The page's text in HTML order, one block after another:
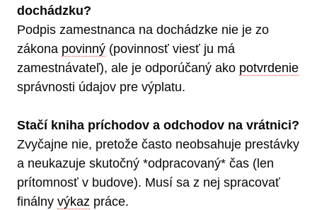
dochádzku?
Podpis zamestnanca na dochádzke nie je zo
zákona povinný (povinnosť viesť ju má
zamestnávateľ), ale je odporúčaný ako potvrdenie
správnosti údajov pre výplatu.
Stačí kniha príchodov a odchodov na vrátnici?
Zvyčajne nie, pretože často neobsahuje prestávky
a neukazuje skutočný *odpracovaný* čas (len
prítomnosť v budove). Musí sa z nej spracovať
finálny výkaz práce.